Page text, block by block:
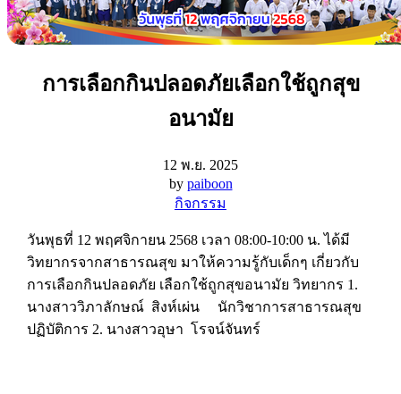
การเลือกกินปลอดภัยเลือกใช้ถูกสุข
อนามัย
12 พ.ย. 2025
by paiboon
กิจกรรม
วันพุธที่ 12 พฤศจิกายน 2568 เวลา 08:00-10:00 น. ได้มี
วิทยากรจากสาธารณสุข มาให้ความรู้กับเด็กๆ เกี่ยวกับ
การเลือกกินปลอดภัย เลือกใช้ถูกสุขอนามัย วิทยากร 1.
นางสาววิภาลักษณ์ สิงห์เผ่น นักวิชาการสาธารณสุข
ปฏิบัติการ 2. นางสาวอุษา โรจน์จันทร์